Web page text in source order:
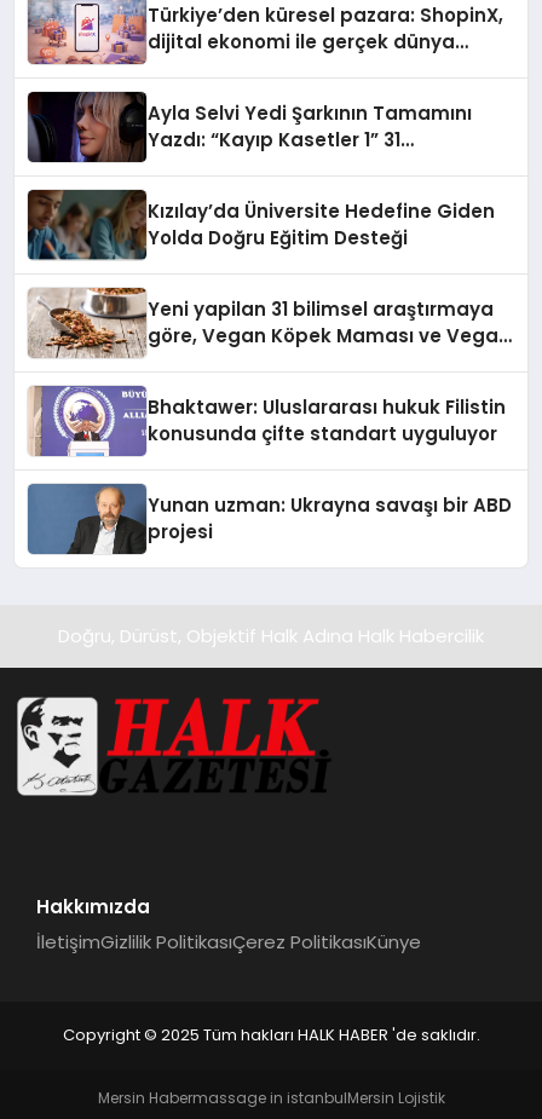
Türkiye’den küresel pazara: ShopinX,
dijital ekonomi ile gerçek dünya
Ayla Selvi Yedi Şarkının Tamamını
Yazdı: “Kayıp Kasetler 1” 31
Kızılay’da Üniversite Hedefine Giden
Yolda Doğru Eğitim Desteği
Yeni yapilan 31 bilimsel araştırmaya
göre, Vegan Köpek Maması ve Vegan
Bhaktawer: Uluslararası hukuk Filistin
konusunda çifte standart uyguluyor
Yunan uzman: Ukrayna savaşı bir ABD
projesi
Doğru, Dürüst, Objektif Halk Adına Halk Habercilik
Hakkımızda
İletişimGizlilik PolitikasıÇerez PolitikasıKünye
Copyright © 2025 Tüm hakları HALK HABER 'de saklıdır.
Mersin Habermassage in istanbulMersin Lojistik